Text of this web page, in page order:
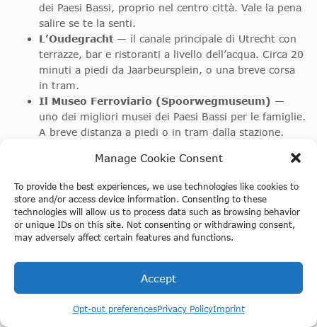
Manage Cookie Consent
To provide the best experiences, we use technologies like cookies to
store and/or access device information. Consenting to these
technologies will allow us to process data such as browsing behavior
or unique IDs on this site. Not consenting or withdrawing consent,
may adversely affect certain features and functions.
Accept
Opt-out preferencesPrivacy PolicyImprint
dei Paesi Bassi, proprio nel centro città. Vale la pena
salire se te la senti.
L’Oudegracht — il canale principale di Utrecht con
terrazze, bar e ristoranti a livello dell’acqua. Circa 20
minuti a piedi da Jaarbeursplein, o una breve corsa
in tram.
Il Museo Ferroviario (Spoorwegmuseum) —
uno dei migliori musei dei Paesi Bassi per le famiglie.
A breve distanza a piedi o in tram dalla stazione.
principale della città, con una buona selezione di
Se viaggi da Amsterdam per la giornata, la mostra del
Titanic combinata con un paio d’ore nel centro di Utrecht
costituisce una giornata molto piena e soddisfacente.
La nostra opinione
Prenota la tua esperienza Titanic —